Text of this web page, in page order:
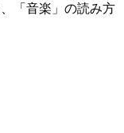
「音楽」の読み方